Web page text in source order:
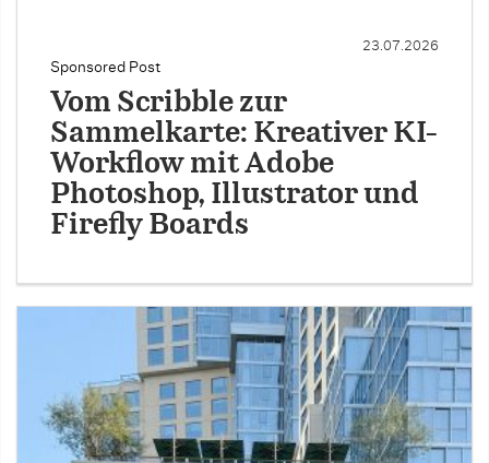
Sponsored Post
23.07.2026
Vom Scribble zur
Sammelkarte: Kreativer KI-
Workflow mit Adobe
Photoshop, Illustrator und
Firefly Boards